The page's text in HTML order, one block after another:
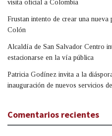
visita oficial a Colombia
Frustan intento de crear una nueva
Colón
Alcaldía de San Salvador Centro
estacionarse en la vía pública
Patricia Godínez invita a la
inauguración de nuevos servicios
Comentarios recientes